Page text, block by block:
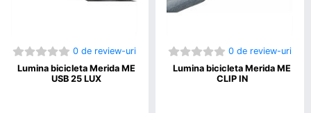
0 de review-uri
Lumina bicicleta Merida ME
USB 25 LUX
0 de review-uri
Lumina bicicleta Merida ME
CLIP IN